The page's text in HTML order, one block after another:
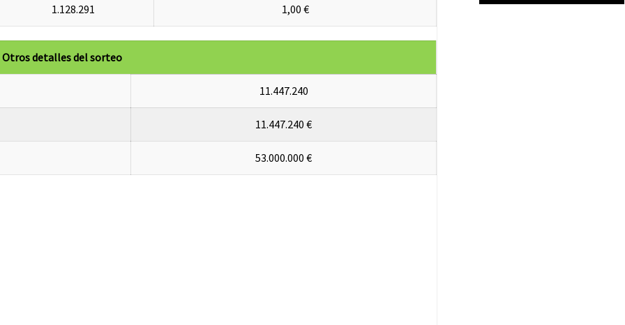
1.128.291 1,00 €
Otros detalles del sorteo
11.447.240
11.447.240 €
53.000.000 €